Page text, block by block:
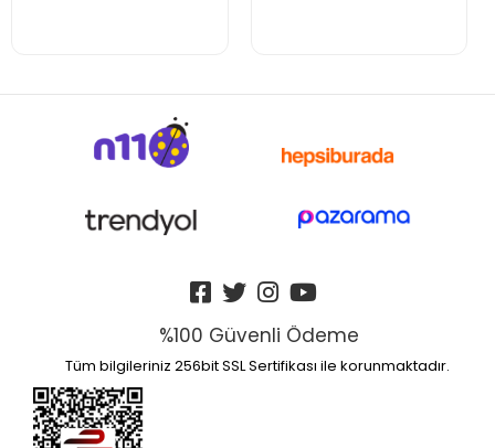
%100 Güvenli Ödeme
Tüm bilgileriniz 256bit SSL Sertifikası ile korunmaktadır.